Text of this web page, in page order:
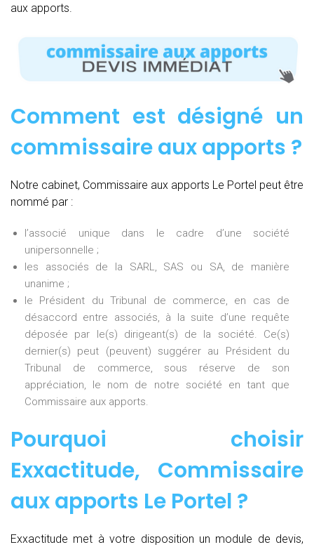
aux apports.
Comment est désigné un
commissaire aux apports ?
Notre cabinet, Commissaire aux apports Le Portel peut être
nommé par :
l’associé unique dans le cadre d’une société
unipersonnelle ;
les associés de la SARL, SAS ou SA, de manière
unanime ;
le Président du Tribunal de commerce, en cas de
désaccord entre associés, à la suite d’une requête
déposée par le(s) dirigeant(s) de la société. Ce(s)
dernier(s) peut (peuvent) suggérer au Président du
Tribunal de commerce, sous réserve de son
appréciation, le nom de notre société en tant que
Commissaire aux apports.
Pourquoi choisir
Exxactitude, Commissaire
aux apports Le Portel ?
Exxactitude met à votre disposition un module de devis,